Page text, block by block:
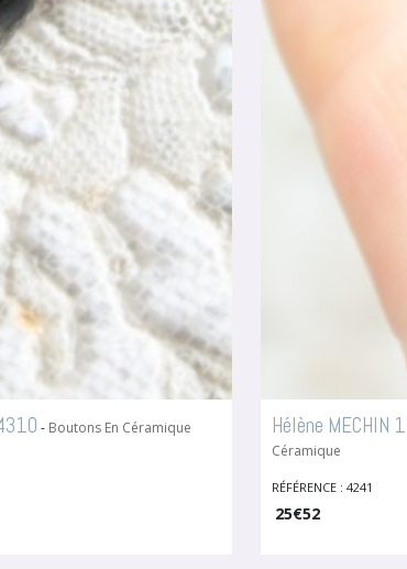
- Boutons En Céramique Hélène MECHIN
Céramique
RÉFÉRENCE : 4241
25€52